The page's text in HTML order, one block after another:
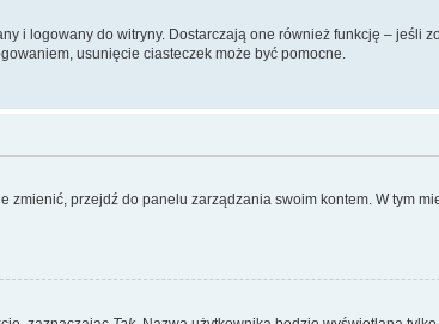
i logowany do witryny. Dostarczają one również funkcję – jeśli
usunięcie ciasteczek może być pomocne.
przejdź do panelu zarządzania swoim kontem. W tym